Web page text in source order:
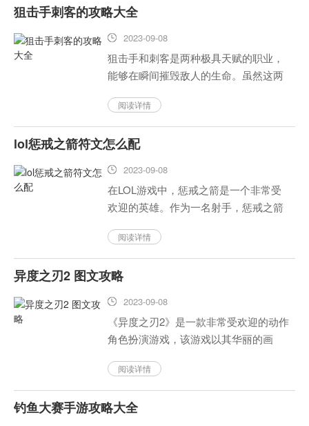
狙击手刺客的攻略大全
2023-09-08
狙击手和刺客是两种极具天赋的职业，
能够在瞬间摧毁敌人的生命。虽然这两
在现实生活中，它们是不存在的。不
过，如果我们将这两种职业结合起来，
会怎样呢？下面，我们就来讨论一下...
阅读详情
lol惩戒之箭符文怎么配
2023-09-08
在LOL游戏中，惩戒之箭是一个非常受
欢迎的英雄。作为一名射手，惩戒之箭
择非常重要。下面是一些有助于选择符
文的建议：...
阅读详情
异度之刃2 图文攻略
2023-09-08
《异度之刃2》是一款非常受欢迎的动作
角色扮演游戏，该游戏以其华丽的画
而受到了玩家和评论家的好评。本文将
提供一些关于游戏的基本操作、故事情
节和角色技能的介绍，帮助玩家更...
阅读详情
钓鱼大赛手游攻略大全